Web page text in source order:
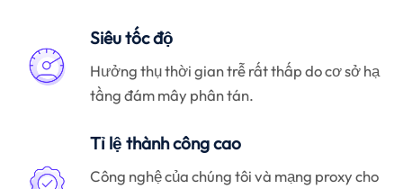
Siêu tốc độ
Hưởng thụ thời gian trễ rất thấp do cơ sở hạ
tầng đám mây phân tán.
Tỉ lệ thành công cao
Công nghệ của chúng tôi và mạng proxy cho